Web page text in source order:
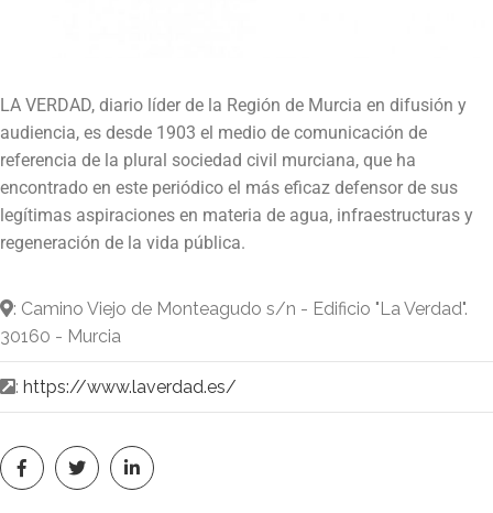
LA VERDAD, diario líder de la Región de Murcia en difusión y
audiencia, es desde 1903 el medio de comunicación de
referencia de la plural sociedad civil murciana, que ha
encontrado en este periódico el más eficaz defensor de sus
legítimas aspiraciones en materia de agua, infraestructuras y
regeneración de la vida pública.
: Camino Viejo de Monteagudo s/n - Edificio "La Verdad".
30160 - Murcia
: https://www.laverdad.es/